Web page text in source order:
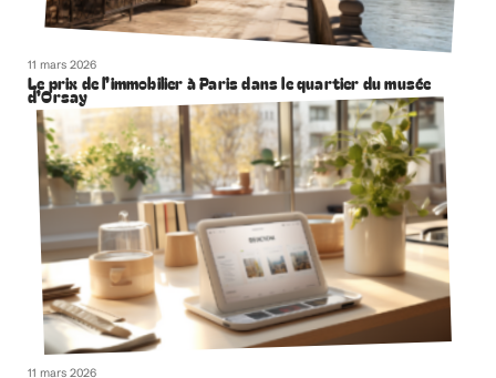
11 mars 2026
Le prix de l’immobilier à Paris dans le quartier du musée
d’Orsay
11 mars 2026